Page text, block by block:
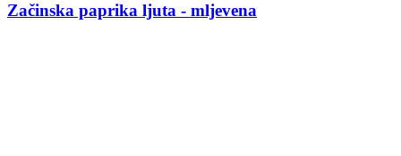
Začinska paprika ljuta - mljevena